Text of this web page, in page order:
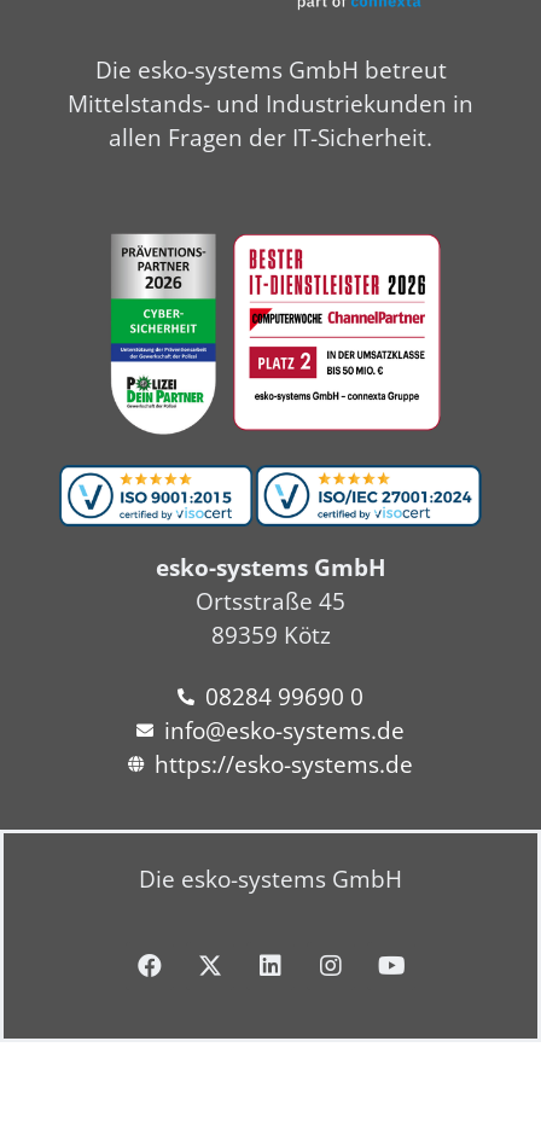
Die esko-systems GmbH betreut
Mittelstands- und Industriekunden in
allen Fragen der IT-Sicherheit.
esko-systems GmbH
Ortsstraße 45
89359 Kötz
08284 99690 0
info@esko-systems.de
https://esko-systems.de
Die esko-systems GmbH
F
a
X
-
L
i
I
n
Y
o